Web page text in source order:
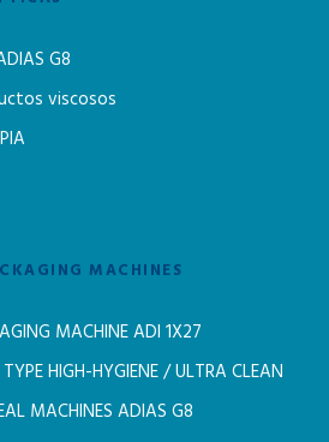
G8
viscosos
MACHINES
MACHINE ADI 1X27
HIGH-HYGIENE / ULTRA CLEAN
MACHINES ADIAS G8